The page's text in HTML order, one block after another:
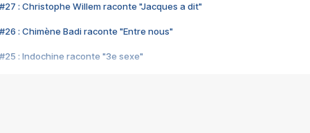
#27 : Christophe Willem raconte "Jacques a dit"
#26 : Chimène Badi raconte "Entre nous"
#25 : Indochine raconte "3e sexe"